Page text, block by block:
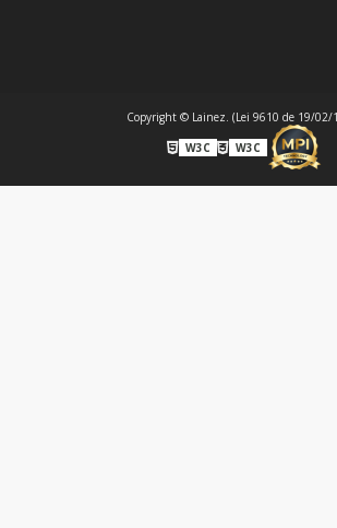
Copyright © Lainez. (Lei 9610 de 19/02/
W3C
W3C